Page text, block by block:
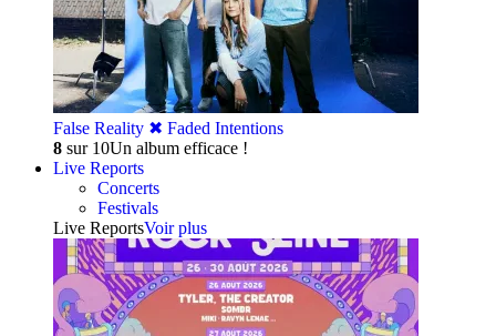
False Reality ✖︎ Faded Intentions
8 sur 10Un album efficace !
Live Reports
Concerts
Festivals
Live ReportsVoir plus